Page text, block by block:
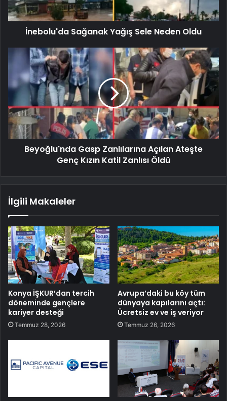
İnebolu'da Sağanak Yağış Sele Neden Oldu
Beyoğlu'nda Gasp Zanlılarına Açılan Ateşte
Genç Kızın Katil Zanlısı Öldü
İlgili Makaleler
Konya İŞKUR’dan tercih
döneminde gençlere
kariyer desteği
Temmuz 28, 2026
Avrupa’daki bu köy tüm
dünyaya kapılarını açtı:
Ücretsiz ev ve iş veriyor
Temmuz 26, 2026